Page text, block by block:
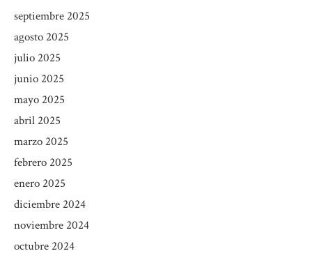
septiembre 2025
agosto 2025
julio 2025
junio 2025
mayo 2025
abril 2025
marzo 2025
febrero 2025
enero 2025
diciembre 2024
noviembre 2024
octubre 2024